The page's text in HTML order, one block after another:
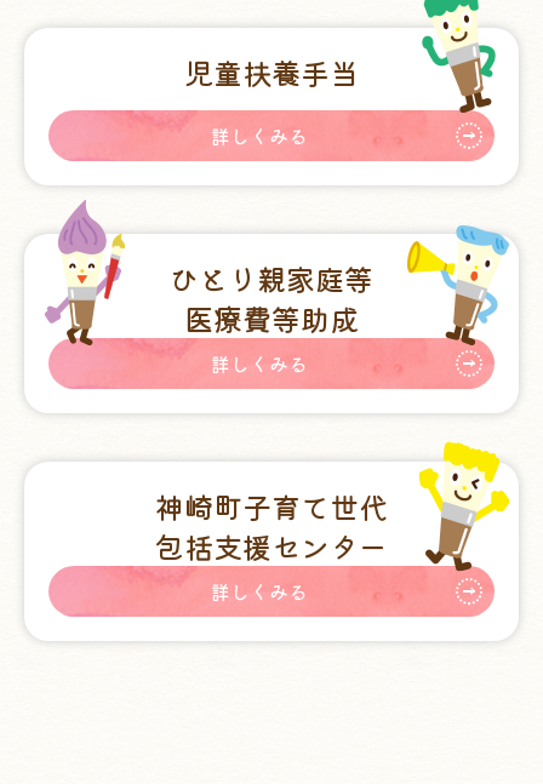
児童扶養手当
詳しくみる
ひとり親家庭等
医療費等助成
詳しくみる
神崎町子育て世代
包括支援センター
詳しくみる